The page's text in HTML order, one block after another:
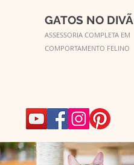
GATOS NO DIVÃ
ASSESSORIA COMPLETA EM
COMPORTAMENTO FELINO